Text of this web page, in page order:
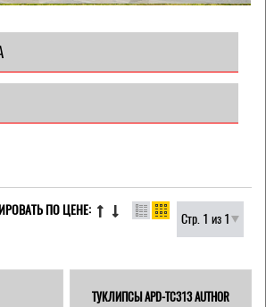
Стр. 1 из 1
ПО ЦЕНЕ:
ТУКЛИПСЫ APD-TC313 AUTHOR